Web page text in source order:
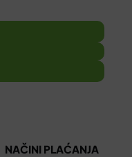
NAČINI PLAĆANJA